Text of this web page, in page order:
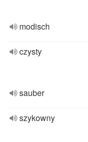
modisch
czysty
sauber
szykowny